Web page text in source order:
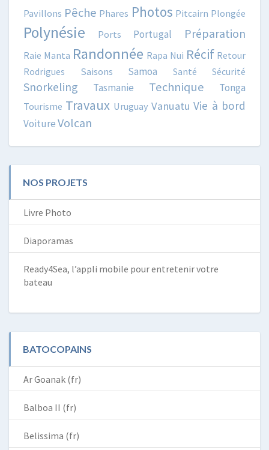
Pavillons Pêche Phares Photos Pitcairn Plongée
Polynésie Ports Portugal Préparation
Raie Manta Randonnée Rapa Nui Récif Retour
Rodrigues
Saisons Samoa Santé Sécurité
Snorkeling Tasmanie Technique Tonga
Tourisme Travaux Uruguay Vanuatu Vie à bord
VoitureVolcan
NOS PROJETS
Livre Photo
Diaporamas
Ready4Sea, l’appli mobile pour entretenir votre
bateau
BATOCOPAINS
Ar Goanak (fr)
Balboa II (fr)
Belissima (fr)